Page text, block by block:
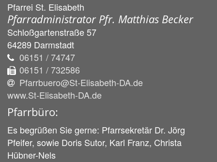
Pfarrei St. Elisabeth
Pfarradministrator Pfr. Matthias Becker
Schloßgartenstraße 57
64289 Darmstadt
06151 / 74747
06151 / 732586
Pfarrbuero@St-Elisabeth-DA.de
www.St-Elisabeth-DA.de
Pfarrbüro:
Es begrüßen Sie gerne: Pfarrsekretär Dr. Jörg
Pfeifer, sowie Doris Sutor, Karl Franz, Christa
Hübner-Nels